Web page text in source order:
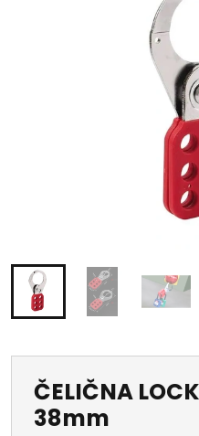
ČELIČNA
38mm